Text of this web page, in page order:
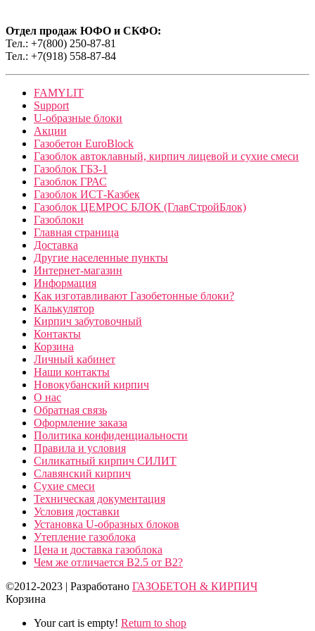
Отдел продаж ЮФО и СКФО:
Тел.: +7(800) 250-87-81
Тел.: +7(918) 558-87-84
FAMYLIT
Support
U-образные блоки
Акции
Газобетон EuroBlock
Газоблок автоклавный, кирпич лицевой и сухие смеси
Газоблок ГБЗ-1
Газоблок ГРАС
Газоблок ИСТ-Казбек
Газоблок ЦЕМРОС БЛОК (ГлавСтройБлок)
Газоблоки
Главная страница
Доставка
Другие населенные пункты
Интернет-магазин
Информация
Как изготавливают Газобетонные блоки?
Калькулятор
Кирпич забутовочный
Контакты
Корзина
Личный кабинет
Наши контакты
Новокубанский кирпич
О нас
Обратная связь
Оформление заказа
Политика конфиденциальности
Правила и условия
Силикатный кирпич СИЛИТ
Славянский кирпич
Сухие смеси
Техническая документация
Условия доставки
Установка U-образных блоков
Утепление газоблока
Цена и доставка газоблока
Чем же отличается B2.5 от B2?
©2012-2023 | Разработано ГАЗОБЕТОН & КИРПИЧ
Корзина
Your cart is empty! Return to shop